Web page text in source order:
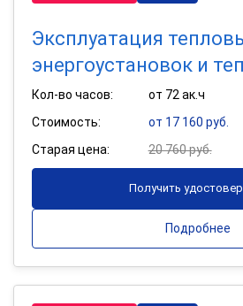
Эксплуатация
энергоустановок и
Кол-во часов:
от 72 ак.ч
Стоимость:
от 17 160 руб.
Старая цена:
20 760 руб.
Получить
Подробнее